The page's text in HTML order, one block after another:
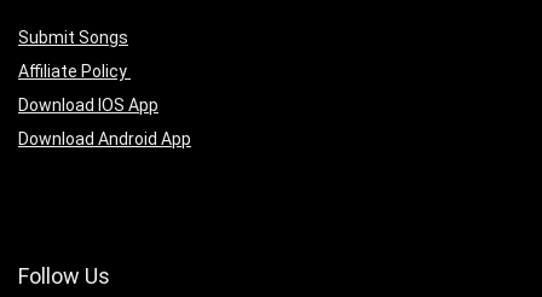
Submit Songs
Affiliate Policy
Download IOS App
Download Android App
Follow Us